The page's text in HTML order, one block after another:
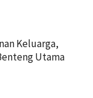
Keluarga,
Utama